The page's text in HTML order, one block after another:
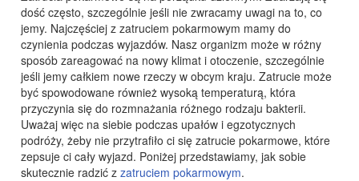
dość często, szczególnie jeśli nie zwracamy uwagi na to, co
jemy. Najczęściej z zatruciem pokarmowym mamy do
czynienia podczas wyjazdów. Nasz organizm może w różny
sposób zareagować na nowy klimat i otoczenie, szczególnie
jeśli jemy całkiem nowe rzeczy w obcym kraju. Zatrucie może
być spowodowane również wysoką temperaturą, która
przyczynia się do rozmnażania różnego rodzaju bakterii.
Uważaj więc na siebie podczas upałów i egzotycznych
podróży, żeby nie przytrafiło ci się zatrucie pokarmowe, które
zepsuje ci cały wyjazd. Poniżej przedstawiamy, jak sobie
skutecznie radzić z zatruciem pokarmowym.